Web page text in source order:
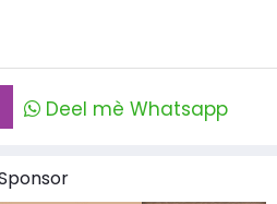
Deel mè Whatsapp